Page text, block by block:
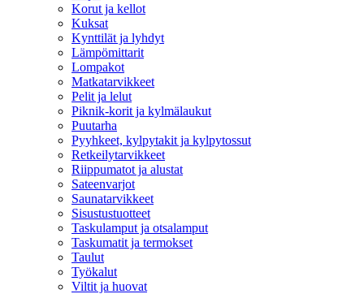
Korut ja kellot
Kuksat
Kynttilät ja lyhdyt
Lämpömittarit
Lompakot
Matkatarvikkeet
Pelit ja lelut
Piknik-korit ja kylmälaukut
Puutarha
Pyyhkeet, kylpytakit ja kylpytossut
Retkeilytarvikkeet
Riippumatot ja alustat
Sateenvarjot
Saunatarvikkeet
Sisustustuotteet
Taskulamput ja otsalamput
Taskumatit ja termokset
Taulut
Työkalut
Viltit ja huovat